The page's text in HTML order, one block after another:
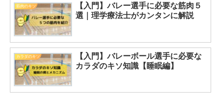
筋肉のキソ
【入門】バレー選手に必要な筋肉５
選｜理学療法士がカンタンに解説
カラダのキソ
【入門】バレーボール選手に必要な
カラダのキソ知識【睡眠編】